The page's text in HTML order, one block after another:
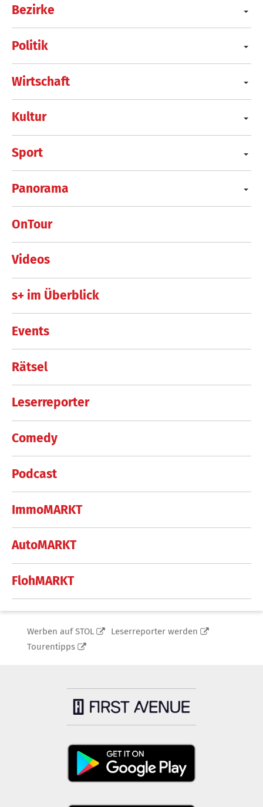
Bezirke
Politik
Wirtschaft
Kultur
Sport
Panorama
OnTour
Videos
s+ im Überblick
Events
Rätsel
Leserreporter
Comedy
Podcast
ImmoMARKT
AutoMARKT
FlohMARKT
Werben auf STOL
Leserreporter werden
Tourentipps